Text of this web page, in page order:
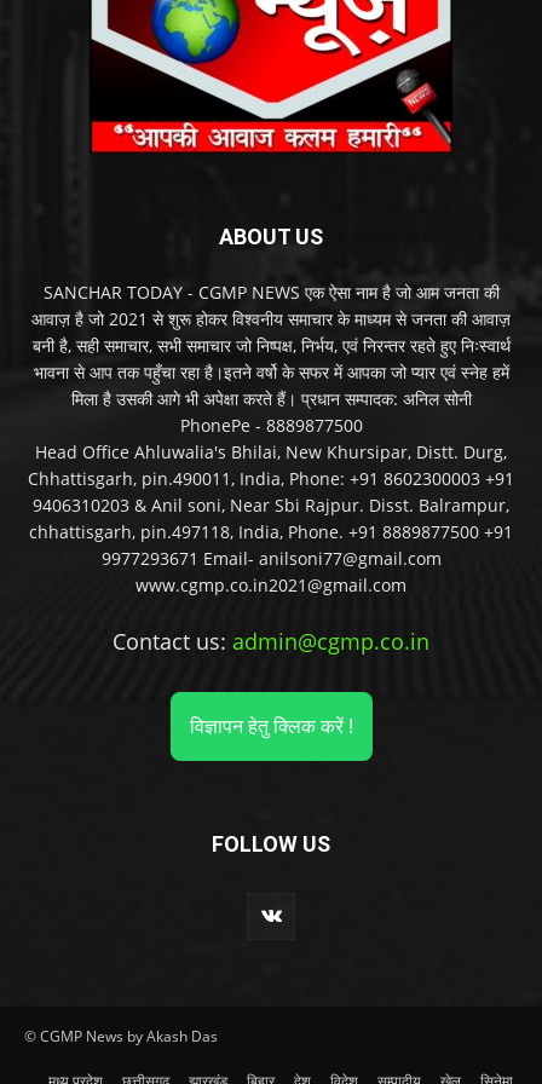
ABOUT US
SANCHAR TODAY - CGMP NEWS एक ऐसा नाम है जो आम जनता की
आवाज़ है जो 2021 से शुरू होकर विश्वनीय समाचार के माध्यम से जनता की आवाज़
बनी है, सही समाचार, सभी समाचार जो निष्पक्ष, निर्भय, एवं निरन्तर रहते हुए निःस्वार्थ
भावना से आप तक पहुँचा रहा है।इतने वर्षो के सफर में आपका जो प्यार एवं स्नेह हमें
मिला है उसकी आगे भी अपेक्षा करते हैं। प्रधान सम्पादक: अनिल सोनी
PhonePe - 8889877500
Head Office Ahluwalia's Bhilai, New Khursipar, Distt. Durg,
Chhattisgarh, pin.490011, India, Phone: +91 8602300003 +91
9406310203 & Anil soni, Near Sbi Rajpur. Disst. Balrampur,
chhattisgarh, pin.497118, India, Phone. +91 8889877500 +91
9977293671 Email- anilsoni77@gmail.com
www.cgmp.co.in2021@gmail.com
Contact us: admin@cgmp.co.in
विज्ञापन हेतु क्लिक करें !
FOLLOW US
© CGMP News by Akash Das